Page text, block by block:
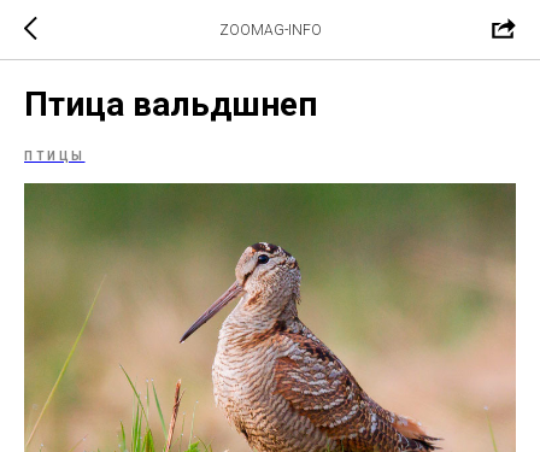
ZOOMAG-INFO
Птица вальдшнеп
ПТИЦЫ